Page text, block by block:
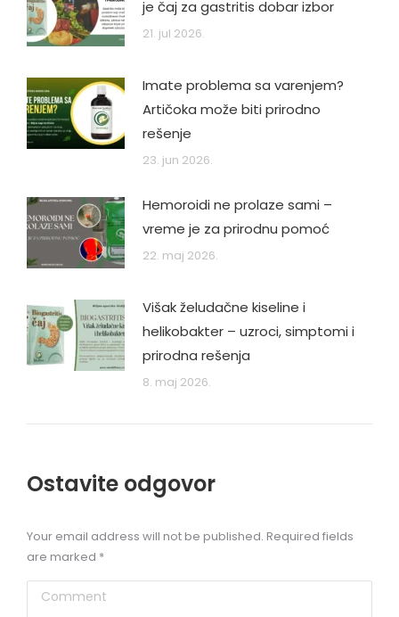
je čaj za gastritis dobar izbor
21. jul 2026.
Imate problema sa varenjem?
Artičoka može biti prirodno
rešenje
23. jun 2026.
Hemoroidi ne prolaze sami –
vreme je za prirodnu pomoć
22. maj 2026.
Višak želudačne kiseline i
helikobakter – uzroci, simptomi i
prirodna rešenja
8. maj 2026.
Ostavite odgovor
Your email address will not be published. Required fields
are marked *
Comment